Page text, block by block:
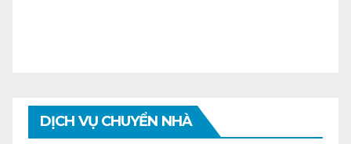
DỊCH VỤ CHUYỂN NHÀ